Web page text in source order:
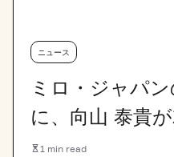
ニュース
ミロ・ジャパ
に、向山 泰貴
1 min read